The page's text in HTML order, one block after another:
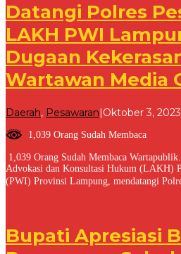
Datangi Polres
LAKH PWI
Dugaan
Wartawan Media
Daerah, Pesawaran|Oktober 3, 2023
1,039 Orang Sudah Membaca
1,039 Orang Sudah Membaca
Advokasi dan Konsultasi Hukum (LAKH)
(PWI) Provinsi Lampung, mendatangi
Bupati Apresiasi